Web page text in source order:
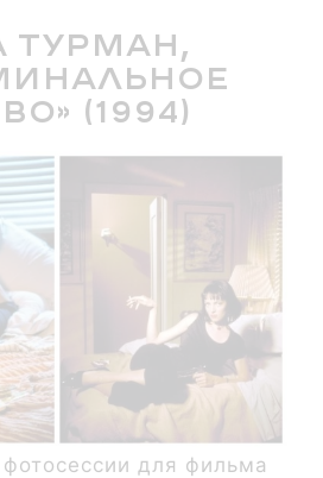
Турман,
(1994)
для фильма